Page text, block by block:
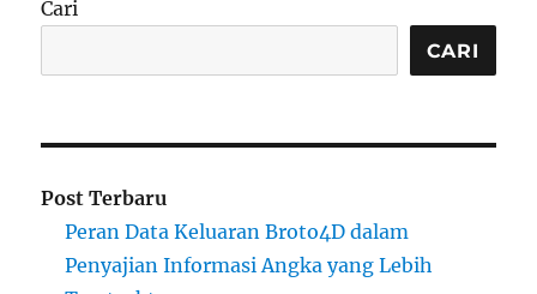
Cari
CARI
Post Terbaru
Peran Data Keluaran Broto4D dalam
Penyajian Informasi Angka yang Lebih